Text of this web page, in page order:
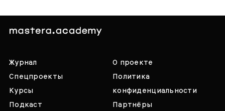
Журнал
Спецпроекты
Курсы
Подкаст
О проекте
Политика
конфиденциальности
Партнёры